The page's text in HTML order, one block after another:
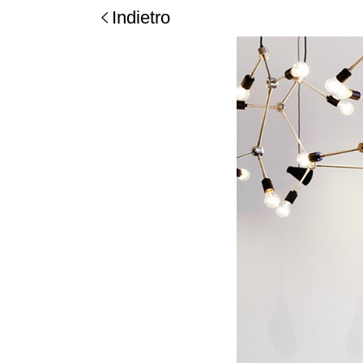
Indietro